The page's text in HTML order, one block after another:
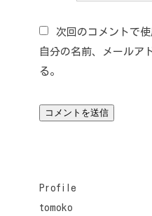
次回のコメントで
自分の名前、メールア
る。
Profile
tomoko